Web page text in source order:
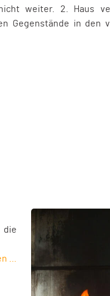
weiter. 2. Haus
Gegenstände in den
die
…